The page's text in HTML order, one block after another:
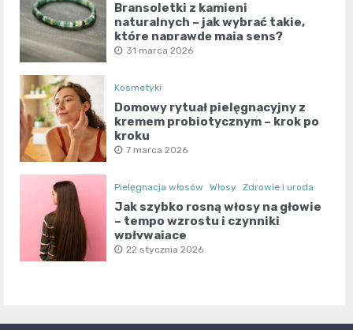
Bransoletki z kamieni
naturalnych – jak wybrać takie,
które naprawdę mają sens?
31 marca 2026
Kosmetyki
Domowy rytuał pielęgnacyjny z
kremem probiotycznym – krok po
kroku
7 marca 2026
Pielęgnacja włosów Włosy Zdrowie i uroda
Jak szybko rosną włosy na głowie
– tempo wzrostu i czynniki
wpływające
22 stycznia 2026